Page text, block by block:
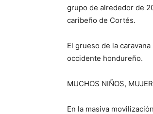
grupo de alrededor de
caribeño de Cortés.
El grueso de la
occidente hondureño.
MUCHOS NIÑOS,
En la masiva